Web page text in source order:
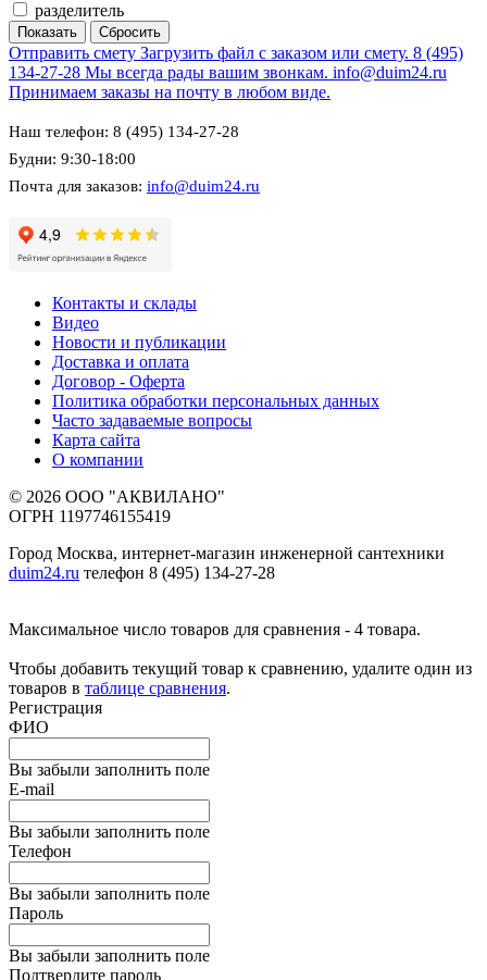
разделитель
Отправить смету Загрузить файл с заказом или смету. 8 (495)
134-27-28 Мы всегда рады вашим звонкам. info@duim24.ru
Принимаем заказы на почту в любом виде.
Наш телефон: 8 (495) 134-27-28
Будни: 9:30-18:00
Почта для заказов: info@duim24.ru
Контакты и склады
Видео
Новости и публикации
Доставка и оплата
Договор - Оферта
Политика обработки персональных данных
Часто задаваемые вопросы
Карта сайта
О компании
© 2026 ООО "АКВИЛАНО"
ОГРН 1197746155419
Город Москва, интернет-магазин инженерной сантехники
duim24.ru телефон 8 (495) 134-27-28
Максимальное число товаров для сравнения - 4 товара.
Чтобы добавить текущий товар к сравнению, удалите один из
товаров в таблице сравнения.
Регистрация
ФИО
Вы забыли заполнить поле
E-mail
Вы забыли заполнить поле
Телефон
Вы забыли заполнить поле
Пароль
Вы забыли заполнить поле
Подтвердите пароль